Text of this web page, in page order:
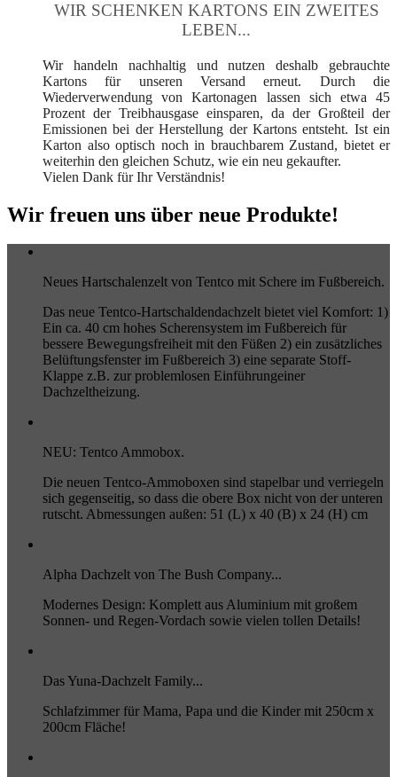
WIR SCHENKEN KARTONS EIN ZWEITES
LEBEN...
Wir handeln nachhaltig und nutzen deshalb gebrauchte
Kartons für unseren Versand erneut. Durch die
Wiederverwendung von Kartonagen lassen sich etwa 45
Prozent der Treibhausgase einsparen, da der Großteil der
Emissionen bei der Herstellung der Kartons entsteht. Ist ein
Karton also optisch noch in brauchbarem Zustand, bietet er
weiterhin den gleichen Schutz, wie ein neu gekaufter.
Vielen Dank für Ihr Verständnis!
Wir freuen uns über neue Produkte!
Neues Hartschalenzelt von Tentco mit Schere im Fußbereich.
Das neue Tentco-Hartschaldendachzelt bietet viel Komfort: 1)
Ein ca. 40 cm hohes Scherensystem im Fußbereich für
bessere Bewegungsfreiheit mit den Füßen 2) ein zusätzliches
Belüftungsfenster im Fußbereich 3) eine separate Stoff-
Klappe z.B. zur problemlosen Einführungeiner
Dachzeltheizung.
NEU: Tentco Ammobox.
Die neuen Tentco-Ammoboxen sind stapelbar und verriegeln
sich gegenseitig, so dass die obere Box nicht von der unteren
rutscht. Abmessungen außen: 51 (L) x 40 (B) x 24 (H) cm
Alpha Dachzelt von The Bush Company...
Modernes Design: Komplett aus Aluminium mit großem
Sonnen- und Regen-Vordach sowie vielen tollen Details!
Das Yuna-Dachzelt Family...
Schlafzimmer für Mama, Papa und die Kinder mit 250cm x
200cm Fläche!